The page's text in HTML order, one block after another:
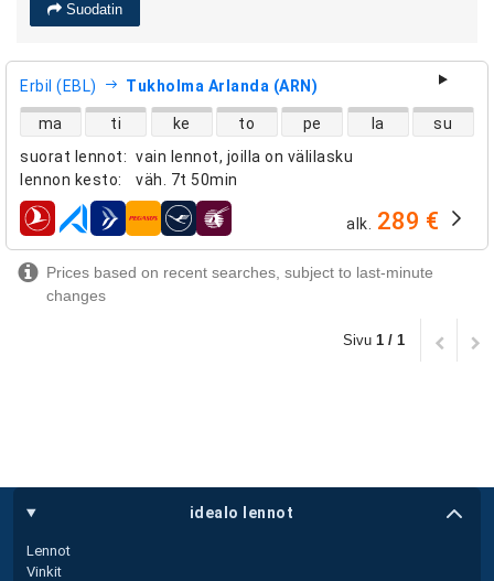
Suodatin
Erbil (EBL) Tukholma Arlanda (ARN)
suorat lennot: vain lennot, joilla on välilasku
lennon kesto: väh. 7t 50min
suorien lentojen saatavuus
ma ti ke to pe la su
lentoyhtiöt alk. 289 €
Prices based on recent searches, subject to last-minute
changes
Sivu 1 / 1
idealo lennot
Lennot
Vinkit